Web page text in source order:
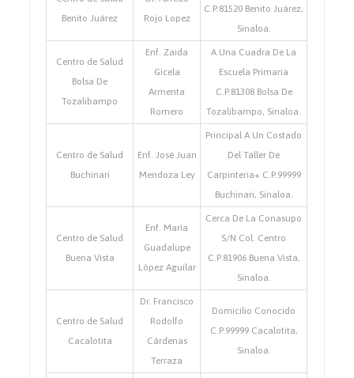
Benito Juárez
Rojo Lopez
C.P.81520 Benito Juárez,
Sinaloa.
Centro de Salud
Bolsa De
Tozalibampo
Enf. Zaida
Gicela
Armenta
Romero
A Una Cuadra De La
Escuela Primaria
C.P.81308 Bolsa De
Tozalibampo, Sinaloa.
Centro de Salud
Buchinari
Enf. José Juan
Mendoza Ley
Principal A Un Costado
Del Taller De
Carpinteria+ C.P.99999
Buchinari, Sinaloa.
Centro de Salud
Buena Vista
Enf. María
Guadalupe
López Aguilar
Cerca De La Conasupo
S/N Col. Centro
C.P.81906 Buena Vista,
Sinaloa.
Centro de Salud
Cacalotita
Dr. Francisco
Rodolfo
Cárdenas
Terraza
Domicilio Conocido
C.P.99999 Cacalotita,
Sinaloa.